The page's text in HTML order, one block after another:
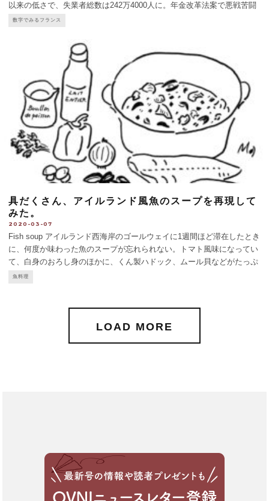
以来の低さで、失業者総数は242万4000人に。年金改革法案で悪戦苦闘
を続ける政府にとってはうれしいニュース。
数字でみるフランス
具だくさん、アイルランド風魚のスープを再現して
みた。
2020-03-07
Fish soup アイルランド西海岸のゴールウェイに1週間ほど滞在したとき
に、何度か味わった魚のスープが忘れられない。トマト風味になってい
て、白身のおろし身のほかに、くん製ハドック、ムール貝などがたっぷ
り入っている。オリーブ油やニンニクの香りがきいた南仏風魚のスープ
魚料理
LOAD MORE